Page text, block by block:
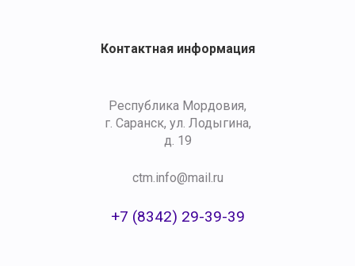
Контактная информация
Республика Мордовия,
г. Саранск, ул. Лодыгина,
д. 19
ctm.info@mail.ru
+7 (8342) 29-39-39